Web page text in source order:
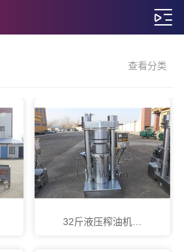
查看分类
32斤液压榨油机…